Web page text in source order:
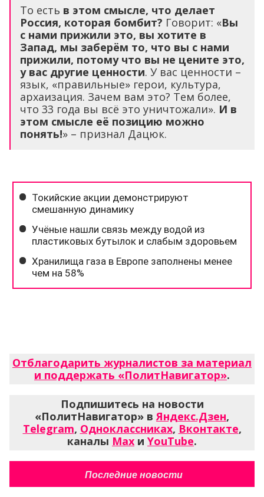
То есть в этом смысле, что делает
Россия, которая бомбит? Говорит: «Вы
с нами прижили это, вы хотите в
Запад, мы заберём то, что вы с нами
прижили, потому что вы не цените это,
у вас другие ценности. У вас ценности –
язык, «правильные» герои, культура,
архаизация. Зачем вам это? Тем более,
что 33 года вы всё это уничтожали». И в
этом смысле её позицию можно
понять!» – признал Дацюк.
Отблагодарить журналистов за материал
и поддержать «ПолитНавигатор».
Подпишитесь на новости
«ПолитНавигатор» вЯндекс.Дзен,
Telegram, Одноклассниках, Вконтакте,
каналы Max и YouTube.
Последние новости